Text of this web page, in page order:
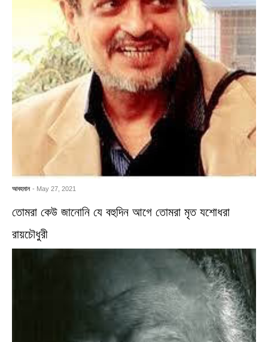
আবহমান - May 27, 2021
তোমরা কেউ জানোনি যে বহুদিন আগে তোমরা মৃত যশোধরা
রায়চৌধুরী